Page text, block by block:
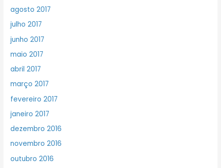
agosto 2017
julho 2017
junho 2017
maio 2017
abril 2017
março 2017
fevereiro 2017
janeiro 2017
dezembro 2016
novembro 2016
outubro 2016